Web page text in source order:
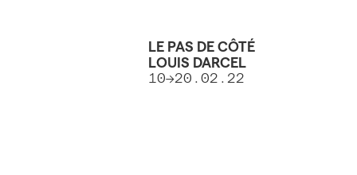
LE PAS DE CÔTÉ
LOUIS DARCEL
10→20.02.22